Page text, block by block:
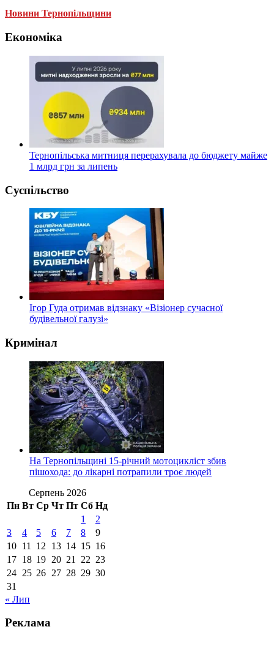
Новини Тернопільщини
Економіка
Тернопільська митниця перерахувала до бюджету майже
1 млрд грн за липень
Суспільство
Ігор Гуда отримав відзнаку «Візіонер сучасної
будівельної галузі»
Кримінал
На Тернопільщині 15-річний мотоцикліст збив
пішохода: до лікарні потрапили троє людей
Серпень 2026
Пн Вт Ср Чт Пт Сб Нд
1
2
3
4 5 6 7 8
9
10 11 12 13 14 15 16
17 18 19 20 21 22 23
24 25 26 27 28 29 30
31
« Лип
Реклама